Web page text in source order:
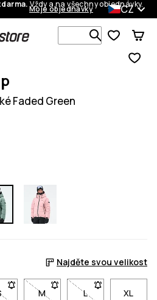
Vždy a na všechny objednávky.
Moje objednávky CZ
Vyhledávej
Faded Green
Najděte svou velikost
Klikni pro upozornění, až bude
není dostupná. Klikni pro upozornění,
Velikost S není dostupná. Klikni pro
M- Velikost M není dostupná.
L- Velikost L není
XL